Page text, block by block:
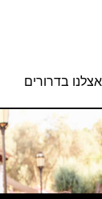
אצלנו בדרורים